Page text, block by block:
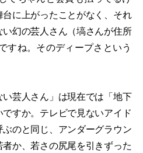
に上がったことがなく、それ
幻の芸人さん（塙さんが住所
すね。そのディープさという
芸人さん」は現在では「地下
すか。テレビで見ないアイド
のと同じ、アンダーグラウン
者か、若さの尻尾を引きずった